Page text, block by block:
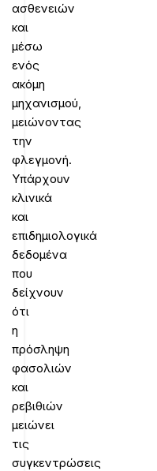
ασθενειών
και
μέσω
ενός
ακόμη
μηχανισμού,
μειώνοντας
την
φλεγμονή.
Υπάρχουν
κλινικά
και
επιδημιολογικά
δεδομένα
που
δείχνουν
ότι
η
πρόσληψη
φασολιών
και
ρεβιθιών
μειώνει
τις
συγκεντρώσεις